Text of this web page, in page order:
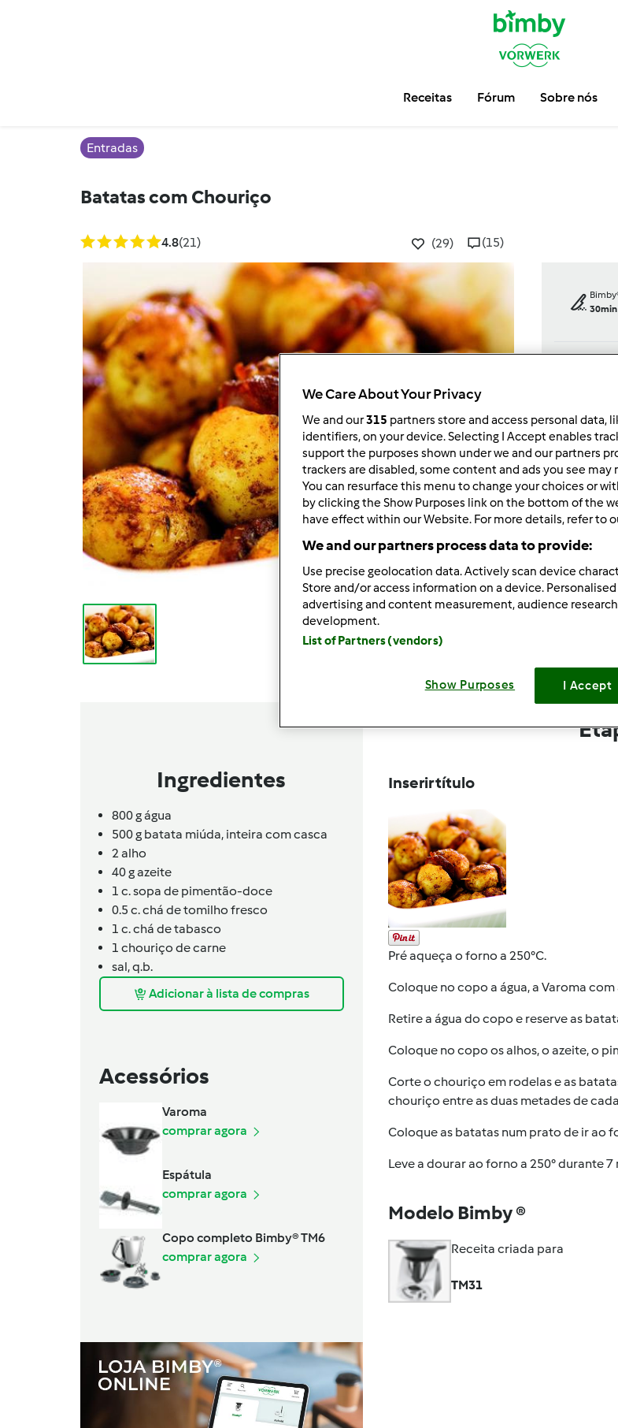
Receitas Fórum Sobre nós
Entradas
Batatas com Chouriço
4.8(21) (29) (15)
30min
dose/s
8
Fácil
Ingredientes
800gágua
500g batata miúda, inteira com casca
2alho
40gazeite
1 c. sopa de pimentão-doce
0.5 c. chá detomilho fresco
1 c. chá detabasco
1 chouriço de carne
sal,q.b.
Adicionar à lista de compras
Acessórios
Varoma
comprar agora
Espátula
comprar agora
Copo completo Bimby® TM6
comprar agora
Inserir título
Pré aqueça o forno a 250°C.
Coloque no copo a água, a Varoma
Retire a água do copo e reserve as
Coloque no copo os alhos, o azeite, o
Corte o chouriço em rodelas e as
chouriço entre as duas metades de
Coloque as batatas num prato de ir ao
Leve a dourar ao forno a 250° durante 7
Modelo Bimby ®
Receita criada para
TM31
We Care About Your Privacy
We and our315 partners store and access personal data,
identifiers, on your device. Selecting I Accept enables
support the purposes shown under we and our partners
trackers are disabled, some content and ads you see may
You can resurface this menu to change your choices or
by clicking the Show Purposes link on the bottom of the
have effect within our Website. For more details, refer to
We and our partners process data to provide:
Use precise geolocation data. Actively scan device
Store and/or access information on a device.
advertising and content measurement, audience
development.
List of Partners (vendors)
Show Purposes I Accept